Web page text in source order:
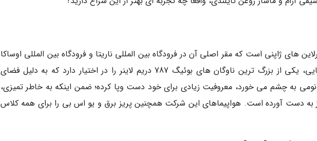
های ژاپنی است که مقر اصلی آن در فرودگاه بین المللی ناریتا و فرودگاه بین المللی اوساکا
قرار گرفته است. این هواپیمایی، یکی از بزرگ ترین ناوگان های بوئیگ 787 دریم لاینر را در اختیار دارد که به دلیل فضای
به چشم می خورد، معروفیت زیادی برای خود دست وپا کرده؛ ضمن اینکه به خاطر تمیزی،
به دست آورده است. هواپیماهای این شرکت همچنین پریز برق و یو اس بی را برای همه کلاس